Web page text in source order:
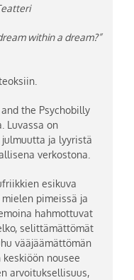
within a dream?”
the Psychobilly
Luvassa on
ja lyyristä
verkostona.
esikuva
pimeissä ja
hahmottuvat
selittämättömät
vääjäämättömän
nousee
arvoituksellisuus,